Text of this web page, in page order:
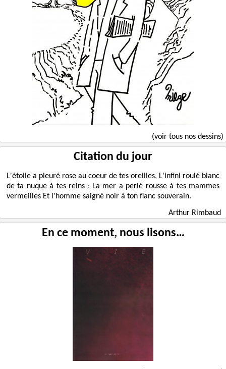
(voir tous nos dessins)
Citation du jour
L'étoile a pleuré rose au coeur de tes oreilles, L'infini roulé blanc
de ta nuque à tes reins ; La mer a perlé rousse à tes mammes
vermeilles Et l'homme saigné noir à ton flanc souverain.
Arthur Rimbaud
En ce moment, nous lisons…